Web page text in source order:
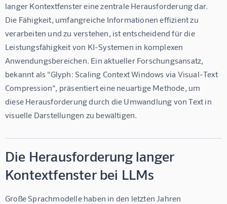
langer Kontextfenster eine zentrale Herausforderung dar.
Die Fähigkeit, umfangreiche Informationen effizient zu
verarbeiten und zu verstehen, ist entscheidend für die
Leistungsfähigkeit von KI-Systemen in komplexen
Anwendungsbereichen. Ein aktueller Forschungsansatz,
bekannt als "Glyph: Scaling Context Windows via Visual-Text
Compression", präsentiert eine neuartige Methode, um
diese Herausforderung durch die Umwandlung von Text in
visuelle Darstellungen zu bewältigen.
Die Herausforderung langer
Kontextfenster bei LLMs
Große Sprachmodelle haben in den letzten Jahren